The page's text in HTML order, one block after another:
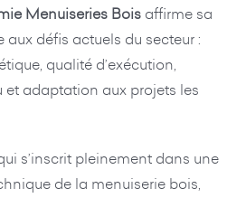
Menuiseries Boisaffirme sa
défis actuels du secteur :
qualité d’exécution,
et adaptation aux projets les
s’inscrit pleinement dans une
de la menuiserie bois,